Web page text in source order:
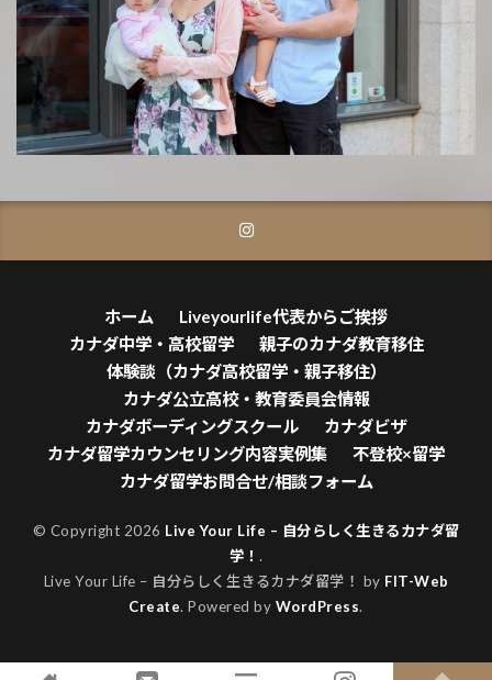
ホーム
Liveyourlife代表からご挨拶
カナダ中学・高校留学
親子のカナダ教育移住
体験談（カナダ高校留学・親子移住）
カナダ公立高校・教育委員会情報
カナダボーディングスクール
カナダビザ
カナダ留学カウンセリング内容実例集
不登校×留学
カナダ留学お問合せ/相談フォーム
© Copyright 2026 Live Your Life – 自分らしく生きるカナダ留
学！ .
Live Your Life – 自分らしく生きるカナダ留学！ by FIT-Web
Create. Powered by WordPress.